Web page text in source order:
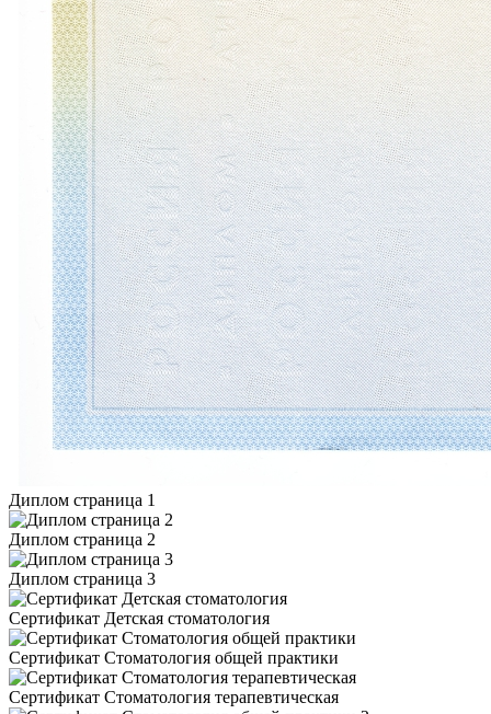
Диплом страница 1
Диплом страница 2
Диплом страница 3
Сертификат Детская стоматология
Сертификат Стоматология общей практики
Сертификат Стоматология терапевтическая